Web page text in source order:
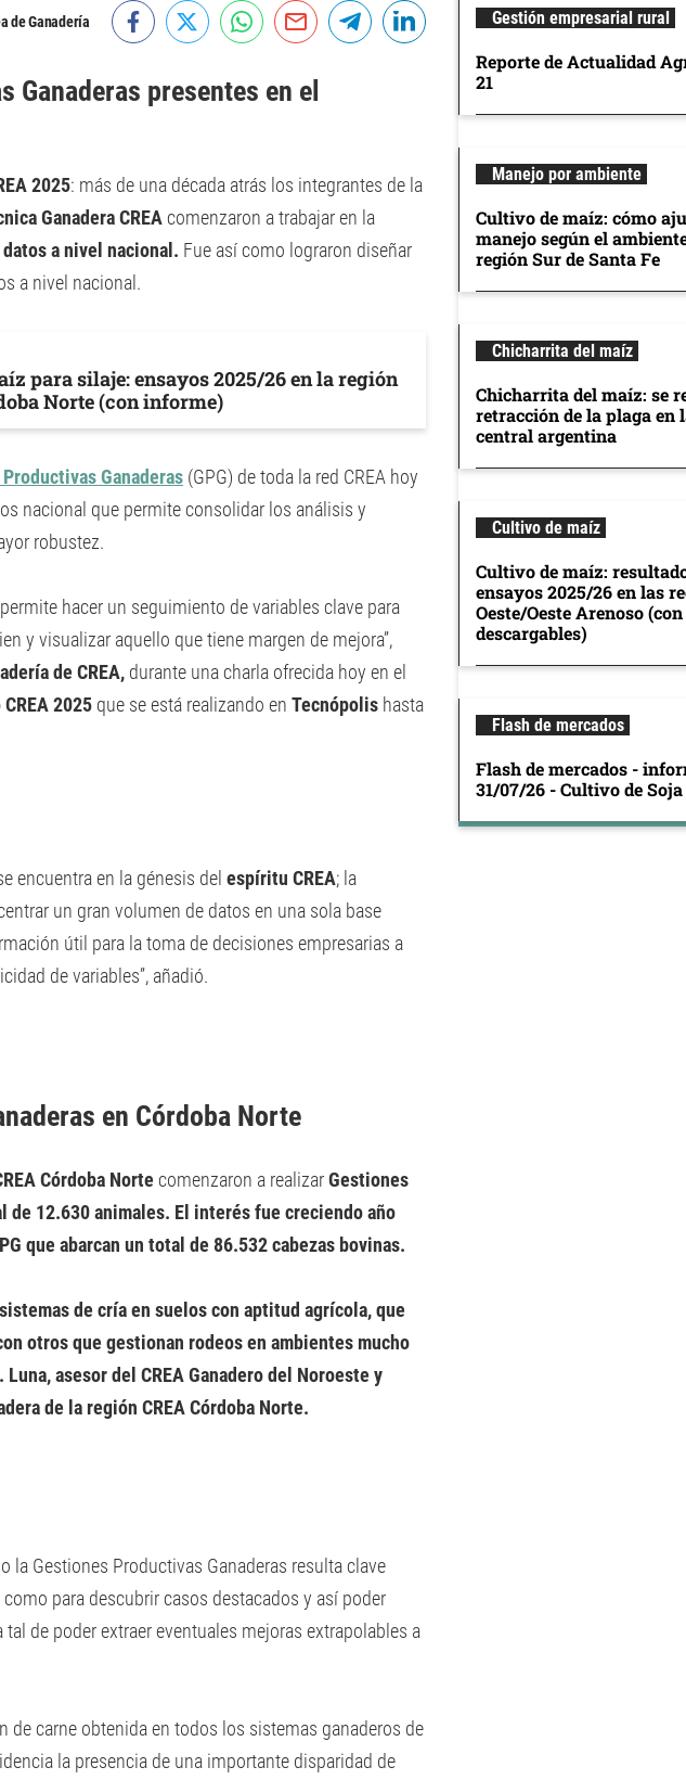
de Ganadería
Ganaderas presentes en el
2025: más de una década atrás los integrantes de la
Ganadera CREAcomenzaron a trabajar en la
a nivel nacional. Fue así como lograron diseñar
a nivel nacional.
para silaje: ensayos 2025/26 en la región
Norte (con informe)
Ganaderas (GPG) de toda la red CREA hoy
nacional que permite consolidar los análisis y
robustez.
hacer un seguimiento de variables clave para
y visualizar aquello que tiene margen de mejora”,
de CREA, durante una charla ofrecida hoy en el
2025 que se está realizando en Tecnópolis hasta
encuentra en la génesis del espíritu CREA; la
un gran volumen de datos en una sola base
útil para la toma de decisiones empresarias a
de variables”, añadió.
en Córdoba Norte
Córdoba Norte comenzaron a realizarGestiones
de 12.630 animales. El interés fue creciendo año
que abarcan un total de 86.532 cabezas bovinas.
sistemas de cría en suelos con aptitud agrícola, que
otros que gestionan rodeos en ambientes mucho
asesor del CREA Ganadero del Noroeste y
de la región CREA Córdoba Norte.
la Gestiones Productivas Ganaderas resulta clave
para descubrir casos destacados y así poder
de poder extraer eventuales mejoras extrapolables a
de carne obtenida en todos los sistemas ganaderos de
la presencia de una importante disparidad de
Gestión empresarial rural
Reporte de Actualidad
21
Manejo por ambiente
Cultivo de maíz: cómo
manejo según el
región Sur de Santa Fe
Chicharrita del maíz
Chicharrita del maíz: se
retracción de la plaga en
central argentina
Cultivo de maíz
Cultivo de maíz:
ensayos 2025/26 en las
Oeste/Oeste Arenoso
descargables)
Flash de mercados
Flash de mercados -
31/07/26 - Cultivo de Soja